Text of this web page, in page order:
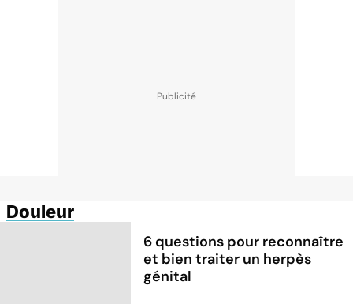
Douleur
6 questions pour reconnaître
et bien traiter un herpès
génital